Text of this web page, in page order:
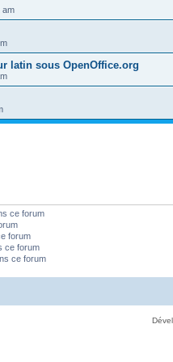
am
latin sous OpenOffice.org
ce forum
forum
ce forum
ce forum